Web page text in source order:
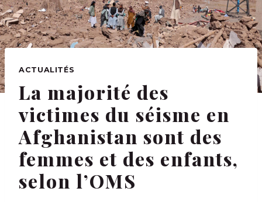
ACTUALITÉS
La majorité des
victimes du séisme en
Afghanistan sont des
femmes et des enfants,
selon l’OMS